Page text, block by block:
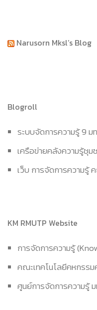
Narusorn Mksl’s Blog
Blogroll
ระบบจัดการความรู้ 9 ม
เครือข่ายคลังความรู้ชุม
เว็บ การจัดการความรู้
KM RMUTP Website
การจัดการความรู้
คณะเทคโนโลยีคหกรร
ศูนย์การจัดการความรู้